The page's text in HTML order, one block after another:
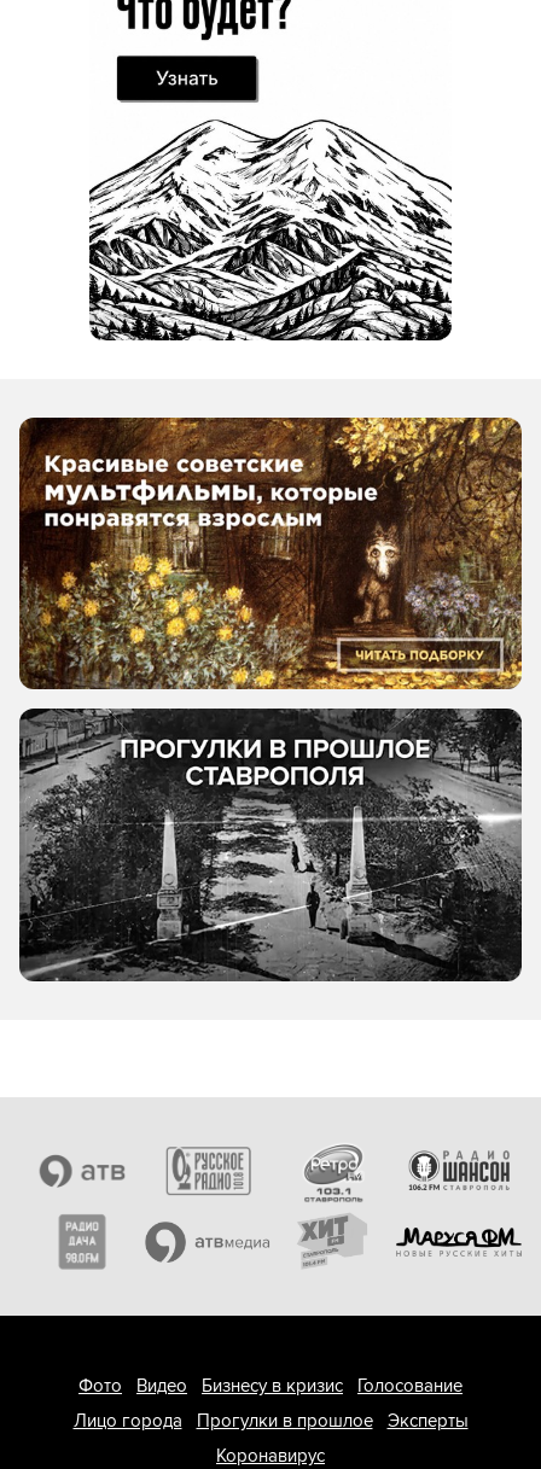
Другой участник, посетивший StavCon
уже в третий раз, – Евгения Максимцова,
подчеркнула:
«Глаза разбегаются, организаторы
стараются угодить всем. Атмосфера
была очень дружелюбной и уютной,
а выступления косплееров — очень
классными».
в городе проходят такие мероприятия, как
«Ветерок» и «Бумажный маркет», где можно
прийти в костюме, пообщаться с интересными
людьми и приобрести работы художников.
В ближайшее время в городе также пройдет
фестиваль народных игр «Классики-пятнашки».
Программу читайте вматериале.
Автор: Александра Клец
Последние новости:
08.08.2026, 19:17 Обзор происшествий
в Ставропольском крае на 8.08.2026 г.
08.08.2026, 18:53 Свыше 10 млн человек могут
обновляют пешеходные маршруты
08.08.2026, 17:19 Как ученые поймут, что вулкан
Эльбрус просыпается?
08.08.2026, 16:32
21-летняя мотоциклистка
погибла, не справившись с управлением
в Ставрополе